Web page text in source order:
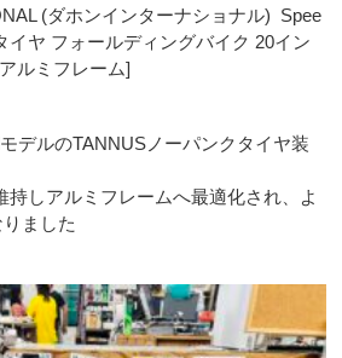
(ダホンインターナショナル) Spee
イヤ フォールディングバイク 20イン
ルミフレーム]
デルのTANNUSノーパンクタイヤ装
持しアルミフレームへ最適化され、よ
ました